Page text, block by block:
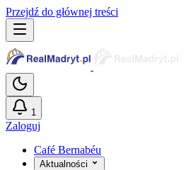
Przejdź do głównej treści
1
Zaloguj
Café Bernabéu
Aktualności